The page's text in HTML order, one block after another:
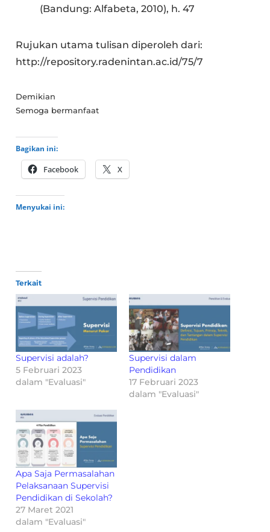
(Bandung: Alfabeta, 2010), h. 47
Rujukan utama tulisan diperoleh dari:
http://repository.radenintan.ac.id/75/7
Demikian
Semoga bermanfaat
Bagikan ini:
Facebook X
Menyukai ini:
Terkait
Supervisi adalah?
5 Februari 2023
dalam "Evaluasi"
Supervisi dalam
Pendidikan
17 Februari 2023
dalam "Evaluasi"
Apa Saja Permasalahan
Pelaksanaan Supervisi
Pendidikan di Sekolah?
27 Maret 2021
dalam "Evaluasi"